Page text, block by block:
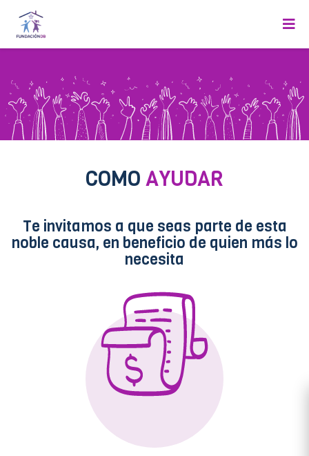
COMO AYUDAR
Te invitamos a que seas parte de esta
noble causa, en beneficio de quien más lo
necesita